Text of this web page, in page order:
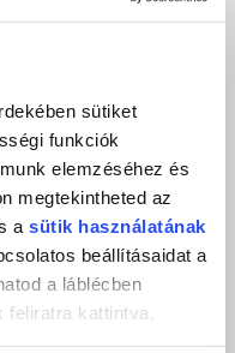
sütiket
funkciók
elemzéséhez és
megtekintheted az
a sütik használatának
beállításaidat a
a láblécben
kattintva.
2 - 10ML